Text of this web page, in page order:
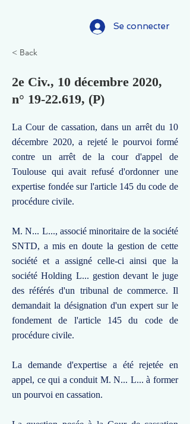
Se connecter
< Back
2e Civ., 10 décembre 2020,
n° 19-22.619, (P)
La Cour de cassation, dans un arrêt du 10
décembre 2020, a rejeté le pourvoi formé
contre un arrêt de la cour d'appel de
Toulouse qui avait refusé d'ordonner une
expertise fondée sur l'article 145 du code de
procédure civile.
M. N... L..., associé minoritaire de la société
SNTD, a mis en doute la gestion de cette
société et a assigné celle-ci ainsi que la
société Holding L... gestion devant le juge
des référés d'un tribunal de commerce. Il
demandait la désignation d'un expert sur le
fondement de l'article 145 du code de
procédure civile.
La demande d'expertise a été rejetée en
appel, ce qui a conduit M. N... L... à former
un pourvoi en cassation.